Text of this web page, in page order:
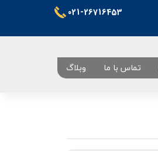
021-26716453
تماس با ما وبلاگ